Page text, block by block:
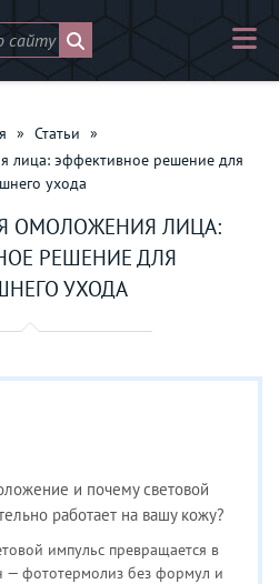
» Статьи »
лица: эффективное решение для
ухода
ОМОЛОЖЕНИЯ ЛИЦА:
РЕШЕНИЕ ДЛЯ
УХОДА
и почему световой
работает на вашу кожу?
импульс превращается в
— фототермолиз без формул и